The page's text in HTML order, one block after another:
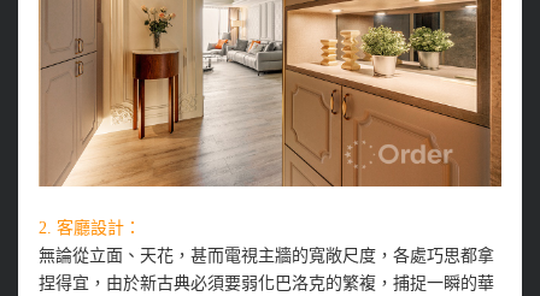
2. 客廳設計：
無論從立面、天花，甚而電視主牆的寬敞尺度，各處巧思都拿
捏得宜，由於新古典必須要弱化巴洛克的繁複，捕捉一瞬的華